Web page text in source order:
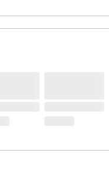
/ｽﾃﾝﾚｽ鋼(ﾎﾟﾘｴｽﾃﾙ粉体